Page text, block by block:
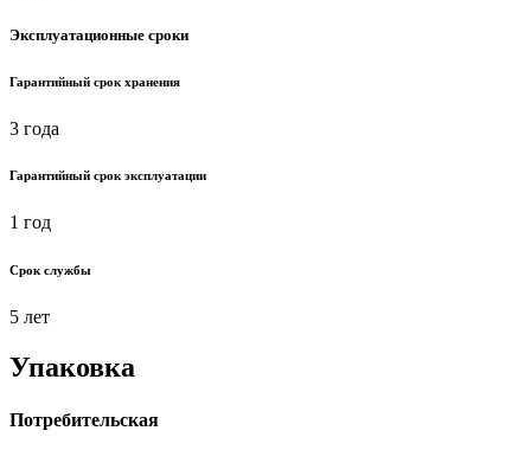
Эксплуатационные сроки
Гарантийный срок хранения
3 года
Гарантийный срок эксплуатации
1 год
Срок службы
5 лет
Упаковка
Потребительская